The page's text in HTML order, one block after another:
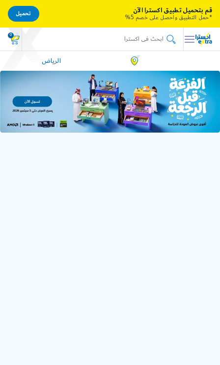
0
الرياض
قم بتحميل تطبيق اكسترا الآن
*حمل التطبيق واحصل على خصم 5%
تحميل